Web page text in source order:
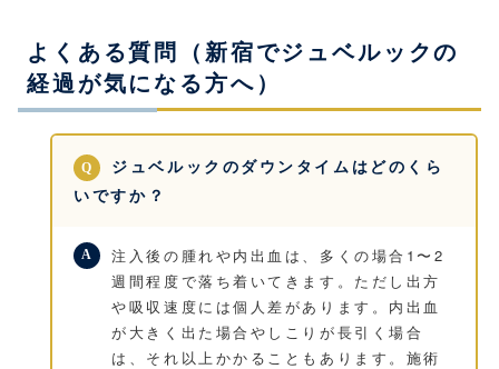
よくある質問（新宿でジュベルックの
経過が気になる方へ）
ジュベルックのダウンタイムはどのくら
いですか？
注入後の腫れや内出血は、多くの場合1〜2
週間程度で落ち着いてきます。ただし出方
や吸収速度には個人差があります。内出血
が大きく出た場合やしこりが長引く場合
は、それ以上かかることもあります。施術